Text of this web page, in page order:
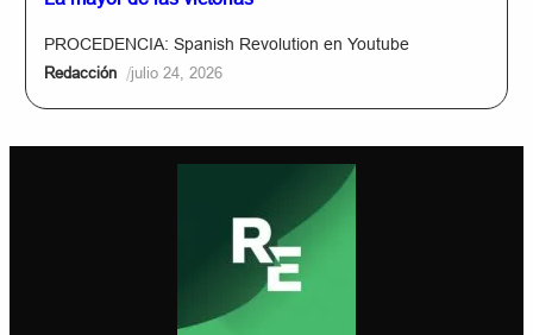
PROCEDENCIA: Spanish Revolution en Youtube
Redacción /julio 24, 2026